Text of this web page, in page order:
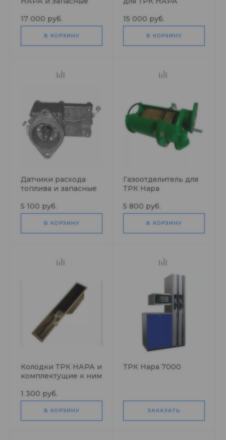
17 000 руб.
В КОРЗИНУ
15 000 руб.
В КОРЗИНУ
Датчики расхода
топлива и запасные
5 100 руб.
В КОРЗИНУ
Газоотделитель для
ТРК Нара
5 800 руб.
В КОРЗИНУ
Колодки ТРК НАРА и
комплектущие к ним
1 300 руб.
В КОРЗИНУ
ТРК Нара 7000
ЗАКАЗАТЬ